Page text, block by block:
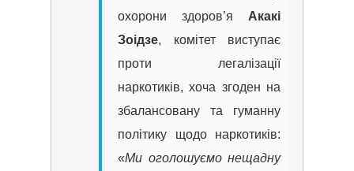
охорони здоров’я Акакі
Зоідзе, комітет виступає
проти легалізації
наркотиків, хоча згоден на
збалансовану та гуманну
політику щодо наркотиків:
«Ми оголошуємо нещадну